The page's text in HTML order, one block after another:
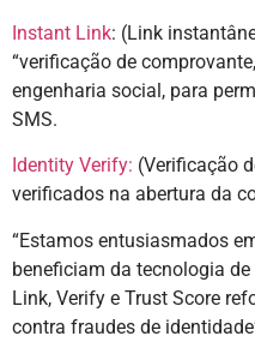
Instant Link: (Link
“verificação de
engenharia social, para
SMS.
Identity Verify: (Verificação
verificados na abertura da
“Estamos entusiasmados
beneficiam da tecnologia
Link, Verify e Trust Score
contra fraudes de